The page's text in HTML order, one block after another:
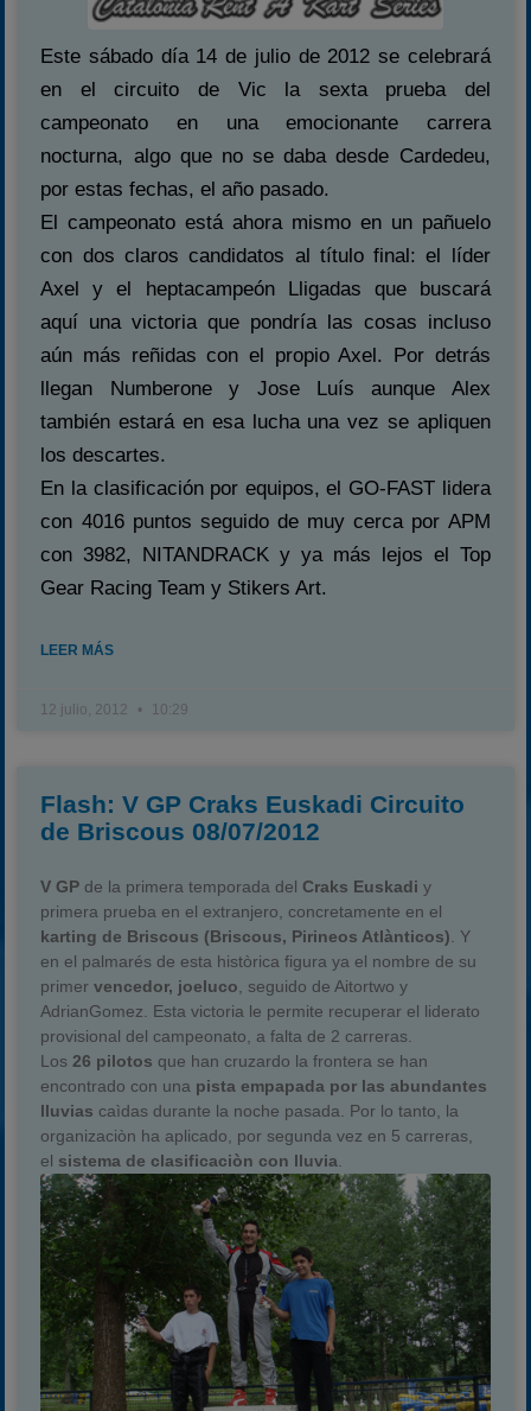
Este sábado día 14 de julio de 2012 se celebrará
en el circuito de Vic la sexta prueba del
campeonato en una emocionante carrera
nocturna, algo que no se daba desde Cardedeu,
por estas fechas, el año pasado.
El campeonato está ahora mismo en un pañuelo
con dos claros candidatos al título final: el líder
Axel y el heptacampeón Lligadas que buscará
aquí una victoria que pondría las cosas incluso
aún más reñidas con el propio Axel. Por detrás
llegan Numberone y Jose Luís aunque Alex
también estará en esa lucha una vez se apliquen
los descartes.
En la clasificación por equipos, el GO-FAST lidera
con 4016 puntos seguido de muy cerca por APM
con 3982, NITANDRACK y ya más lejos el Top
Gear Racing Team y Stikers Art.
LEER MÁS
12 julio, 2012 10:29
Flash: V GP Craks Euskadi Circuito
de Briscous 08/07/2012
V GP de la primera temporada delCraks Euskadi y
primera prueba en el extranjero, concretamente en el
karting de Briscous (Briscous, Pirineos Atlànticos) . Y
en el palmarés de esta històrica figura ya el nombre de su
primervencedor, joeluco , seguido de Aitortwo y
AdrianGomez. Esta victoria le permite recuperar el liderato
provisional del campeonato, a falta de 2 carreras.
Los26 pilotos que han cruzardo la frontera se han
encontrado con una pista empapada por las abundantes
lluvias caìdas durante la noche pasada. Por lo tanto, la
organizaciòn ha aplicado, por segunda vez en 5 carreras,
el sistema de clasificaciòn con lluvia